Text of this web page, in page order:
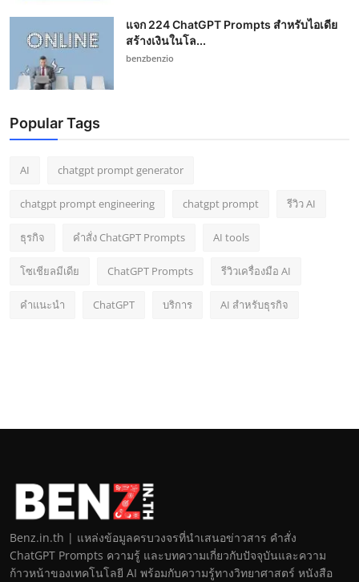
แจก 224 ChatGPT Prompts สำหรับไอเดีย
สร้างเงินในโล...
benzbenzio
Popular Tags
AI chatgpt prompt generator
chatgpt prompt engineering chatgpt prompt รีวิว AI
ธุรกิจ คำสั่ง ChatGPT Prompts AI tools
โซเชียลมีเดีย ChatGPT Prompts รีวิวเครื่องมือ AI
คำแนะนำ ChatGPT บริการ AI สำหรับธุรกิจ
Benz.in.th | แหล่งข้อมูลครบวงจรที่นำเสนอข่าวสาร คำสั่ง
ChatGPT Prompts ความรู้ และบทความเกี่ยวกับปัจจุบันและความ
ก้าวหน้าของเทคโนโลยี AI พร้อมกับความรู้ทางวิทยาศาสตร์ หนังสือ